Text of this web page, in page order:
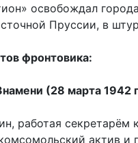
освобождал
Пруссии, в
фронтовика:
(28 марта 1942
работая
актив и